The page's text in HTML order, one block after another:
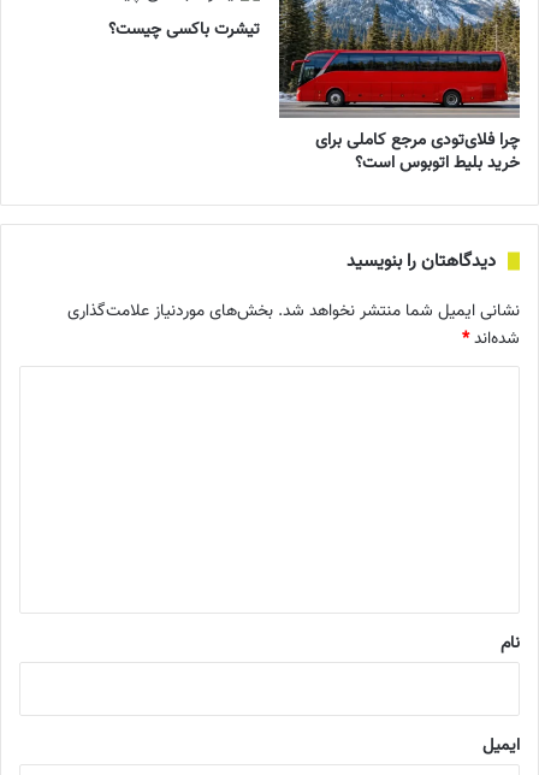
چرا فلای‌تودی مرجع کاملی برای
خرید بلیط اتوبوس است؟
تیشرت باکسی چیست؟
دیدگاهتان را بنویسید
نشانی ایمیل شما منتشر نخواهد شد. بخش‌های موردنیاز علامت‌گذاری
شده‌اند*
نام
ایمیل